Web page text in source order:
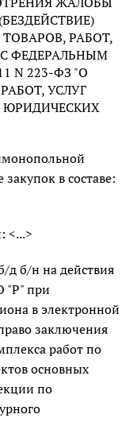
РАБОТ,
ФЕДЕРАЛЬНЫМ
N 223-ФЗ "О
УСЛУГ
в составе:
<...>
д б/н на действия
"Р" при
в электронной
заключения
работ по
основных
по